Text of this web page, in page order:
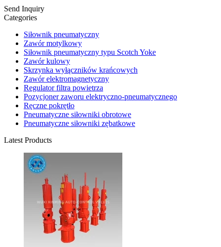
Send Inquiry
Categories
Siłownik pneumatyczny
Zawór motylkowy
Siłownik pneumatyczny typu Scotch Yoke
Zawór kulowy
Skrzynka wyłączników krańcowych
Zawór elektromagnetyczny
Regulator filtra powietrza
Pozycjoner zaworu elektryczno-pneumatycznego
Ręczne pokrętło
Pneumatyczne siłowniki obrotowe
Pneumatyczne siłowniki zębatkowe
Latest Products